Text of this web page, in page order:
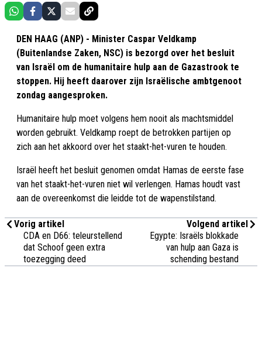
DEN HAAG (ANP) - Minister Caspar Veldkamp
(Buitenlandse Zaken, NSC) is bezorgd over het besluit
van Israël om de humanitaire hulp aan de Gazastrook te
stoppen. Hij heeft daarover zijn Israëlische ambtgenoot
zondag aangesproken.
Humanitaire hulp moet volgens hem nooit als machtsmiddel
worden gebruikt. Veldkamp roept de betrokken partijen op
zich aan het akkoord over het staakt-het-vuren te houden.
Israël heeft het besluit genomen omdat Hamas de eerste fase
van het staakt-het-vuren niet wil verlengen. Hamas houdt vast
aan de overeenkomst die leidde tot de wapenstilstand.
Vorig artikel
CDA en D66: teleurstellend
dat Schoof geen extra
toezegging deed
Volgend artikel
Egypte: Israëls blokkade
van hulp aan Gaza is
schending bestand